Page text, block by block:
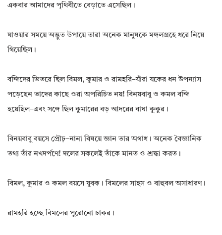
একবার আমাদের পৃথিবীতে বেড়াতে এসেছিল।
যাওয়ার সময়ে অদ্ভুত উপায়ে তারা অনেক মানুষকে মঙ্গলগ্রহে ধরে নিয়ে
গিয়েছিল।
বন্দিদের ভিতরে ছিল বিমল, কুমার ও রামহরি–যাঁরা যকের ধন উপন্যাস
পড়েছেন তাদের কাছে ওরা অপরিচিত নয়! বিনয়বাবু ও কমল বন্দি
হয়েছিল–এবং সঙ্গে ছিল কুমারের বড় আদরের বাঘা কুকুর।
বিনয়বাবু বয়সে প্রৌঢ়–নানা বিষয়ে জ্ঞান তার অগাধ। অনেক বৈজ্ঞানিক
তথ্য তাঁর নখদর্পণে! দলের সকলেই তাঁকে মানত ও শ্রদ্ধা করত।
বিমল, কুমার ও কমল বয়সে যুবক। বিমলের সাহস ও বাহুবল অসাধারণ।
রামহরি হচ্ছে বিমলের পুরোনো চাকর।